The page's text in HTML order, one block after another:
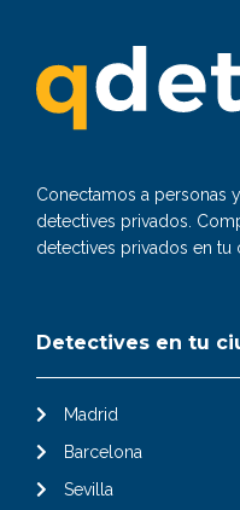
Conectamos a personas
detectives privados.
detectives privados en tu
Detectives en tu
Madrid
Barcelona
Sevilla